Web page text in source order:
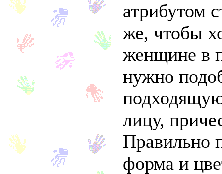
атрибутом
же, чтобы
женщине в
нужно
лицу,
Правильно
форма и